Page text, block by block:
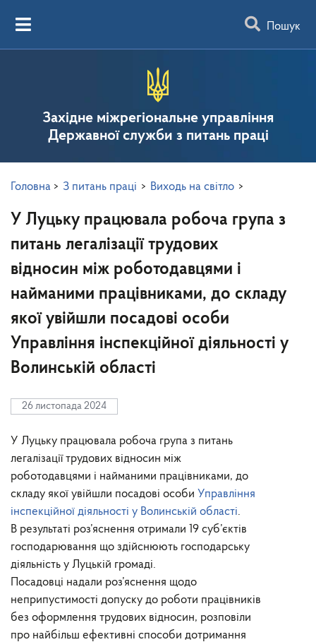
Пошук
Західне міжрегіональне управління
Державної служби з питань праці
Головна > З питань праці > Виходь на світло >
У Луцьку працювала робоча група з
питань легалізації трудових
відносин між роботодавцями і
найманими працівниками, до складу
якої увійшли посадові особи
Управління інспекційної діяльності у
Волинській області
26 листопада 2024
У Луцьку працювала робоча група з питань
легалізації трудових відносин між
роботодавцями і найманими працівниками, до
складу якої увійшли посадові особи Управління
інспекційної діяльності у Волинській області.
В результаті роз’яснення отримали 19 суб’єктів
господарювання що здійснюють господарську
діяльність у Луцькій громаді.
Посадовці надали роз’яснення щодо
неприпустимості допуску до роботи працівників
без оформлення трудових відносин, розповіли
про найбільш ефективні способи дотримання